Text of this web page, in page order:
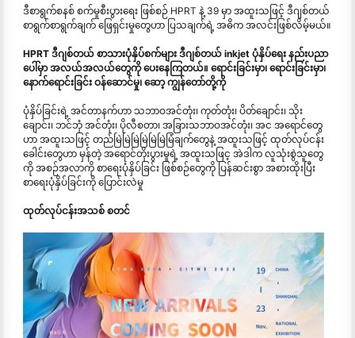
ဒီစာရွက်စနစ် စက်မှုစီးပွားရေး ဖြစ်စဉ် HPRT နဲ့ 39 မှာ အထူးသဖြင့် ဒီဂျစ်တယ်
စာရွက်စာရွက်ချက် ဖြေရှင်းမှုတွေဟာ ပြသချက်ရဲ့ အဓိက အလင်းဖြစ်လိမ့်မယ်။
HPRT ဒီဂျစ်တယ် စာသားပုံနှိပ်စက်များ ဒီဂျစ်တယ် inkjet ပုံနှိပ်ရေး နည်းပညာ
ပေါ်မှာ အလယ်အလယ်တွေကို ပေးနေကြတယ်။ ရောင်းခြင်းမှာ၊ ရောင်းခြင်းမှာ၊
နောက်ရောင်းခြင်း ဝန်ဆောင်မှု၊ ဆော့ ကျွန်တော်တို့ကို
ပုံနှိပ်ခြင်းရဲ့ အင်တာနက်ဟာ သဘာဝအင်တုံး၊ ကုတ်တုံး၊ ပိတ်ချောင်း၊ သိုး
ချောင်း၊ ဘင်ဘုံ အင်တုံး၊ ပိုလီစတာ၊ အခြားသဘာဝအင်တုံး၊ အင အရောင်တွေ
ဟာ အထူးသဖြင့် တည်မြဲမြဲမြဲမြဲမြဲမြဲမြံချက်တွေနဲ့ အထူးသဖြင့် ထုတ်လုပ်ငန်း
ခေါင်းတွေဟာ မှန်တဲ့ အရောင်တိုးပွားမှုရဲ့ အထူးသဖြင့ အဲဒါက လူသုံးစွဲသူတွေ
ကို အစဉ်အလာကို စာရေးပုံနှိပ်ခြင်း ဖြစ်စဉ်တွေကို ပြန်ဆင်းစွာ အစားထိုးပြီး
စာရေးပုံနှိပ်ခြင်းကို ပြောင်းလဲမှု
ထုတ်လုပ်ငန်းအသစ် စတင်